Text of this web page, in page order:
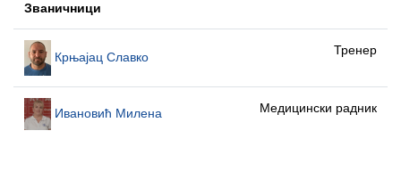
Званичници
Крњајац Славко Тренер
Ивановић Милена Медицински радник